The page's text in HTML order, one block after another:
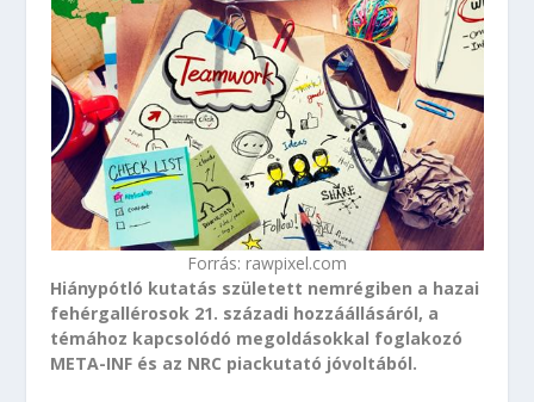
Forrás: rawpixel.com
Hiánypótló kutatás született nemrégiben a hazai
fehérgallérosok 21. századi hozzáállásáról, a
témához kapcsolódó megoldásokkal foglakozó
META-INF és az NRC piackutató jóvoltából.